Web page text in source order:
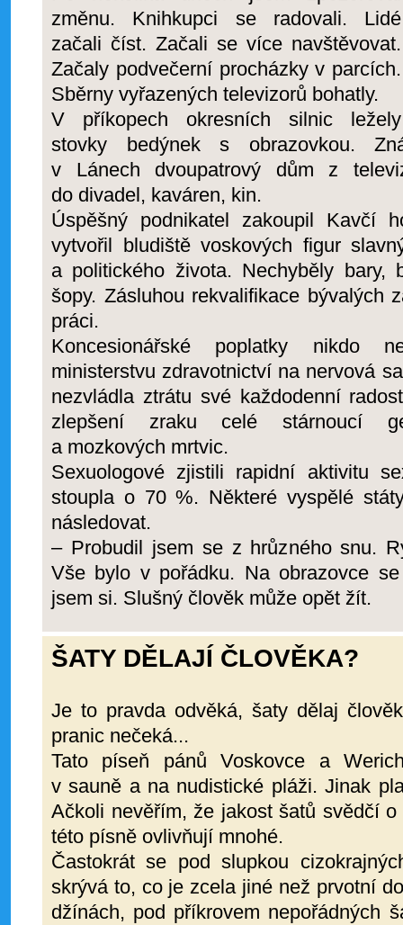
změnu. Knihkupci se radovali. Lidé
začali číst. Začali se více navštěvovat.
Začaly podvečerní procházky v parcích.
Sběrny vyřazených televizorů bohatly.
V příkopech okresních silnic ležely
stovky bedýnek s obrazovkou.
v Lánech dvoupatrový dům z
do divadel, kaváren, kin.
Úspěšný podnikatel zakoupil Kavčí
vytvořil bludiště voskových figur
a politického života. Nechyběly bary,
šopy. Zásluhou rekvalifikace bývalých
práci.
Koncesionářské poplatky nikdo
ministerstvu zdravotnictví na nervová
nezvládla ztrátu své každodenní
zlepšení zraku celé stárnoucí
a mozkových mrtvic.
Sexuologové zjistili rapidní aktivitu
stoupla o 70 %. Některé vyspělé
následovat.
– Probudil jsem se z hrůzného snu.
Vše bylo v pořádku. Na obrazovce
jsem si. Slušný člověk může opět žít.
ŠATY DĚLAJÍ ČLOVĚKA?
Je to pravda odvěká, šaty dělaj
pranic nečeká...
Tato píseň pánů Voskovce a
v sauně a na nudistické pláži. Jinak
Ačkoli nevěřím, že jakost šatů svědčí
této písně ovlivňují mnohé.
Častokrát se pod slupkou
skrývá to, co je zcela jiné než prvotní
džínách, pod příkrovem nepořádných